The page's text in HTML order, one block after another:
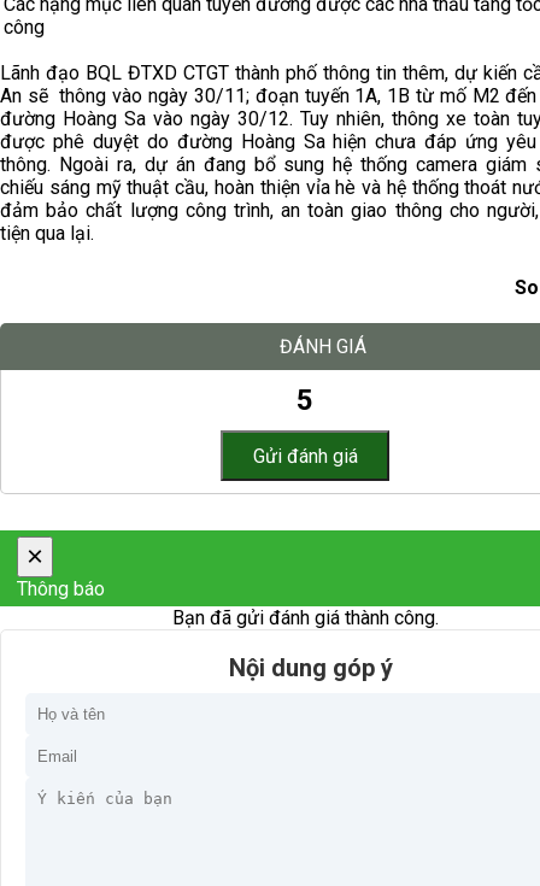
công
Lãnh đạo BQL ĐTXD CTGT thành phố thông tin thêm, dự kiến
An sẽ thông vào ngày 30/11; đoạn tuyến 1A, 1B từ mố M2
đường Hoàng Sa vào ngày 30/12. Tuy nhiên, thông xe toàn
được phê duyệt do đường Hoàng Sa hiện chưa đáp ứng
thông. Ngoài ra, dự án đang bổ sung hệ thống camera giám
chiếu sáng mỹ thuật cầu, hoàn thiện vỉa hè và hệ thống thoát
đảm bảo chất lượng công trình, an toàn giao thông cho
tiện qua lại.
ĐÁNH GIÁ
5
×
Thông báo
Bạn đã gửi đánh giá thành công.
Nội dung góp ý